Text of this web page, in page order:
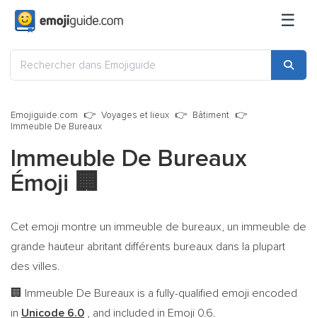
☰
Emojiguide.com Voyages et lieux
Bâtiment
Immeuble De Bureaux
Immeuble De Bureaux
Émoji 🏢
Cet emoji montre un immeuble de bureaux, un immeuble de
grande hauteur abritant différents bureaux dans la plupart
des villes.
🏢 Immeuble De Bureaux is a fully-qualified emoji encoded
in Unicode 6.0 , and included in Emoji 0.6.